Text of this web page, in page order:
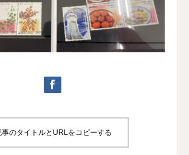
事のタイトルとURLをコピーする